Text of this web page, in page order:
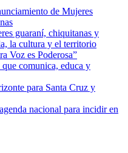
de Mujeres
guaraní, chiquitanas y
la cultura y el territorio
Voz es Poderosa”
comunica, educa y
para Santa Cruz y
nacional para incidir en